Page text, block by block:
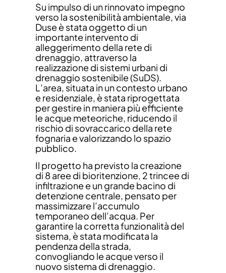
Su impulso di un rinnovato impegno
verso la sostenibilità ambientale, via
Duse è stata oggetto di un
importante intervento di
alleggerimento della rete di
drenaggio, attraverso la
realizzazione di sistemi urbani di
drenaggio sostenibile (SuDS).
L’area, situata in un contesto urbano
e residenziale, è stata riprogettata
per gestire in maniera più efficiente
le acque meteoriche, riducendo il
rischio di sovraccarico della rete
fognaria e valorizzando lo spazio
pubblico.
Il progetto ha previsto la creazione
di 8 aree di bioritenzione, 2 trincee di
infiltrazione e un grande bacino di
detenzione centrale, pensato per
massimizzare l’accumulo
temporaneo dell’acqua. Per
garantire la corretta funzionalità del
sistema, è stata modificata la
pendenza della strada,
convogliando le acque verso il
nuovo sistema di drenaggio.